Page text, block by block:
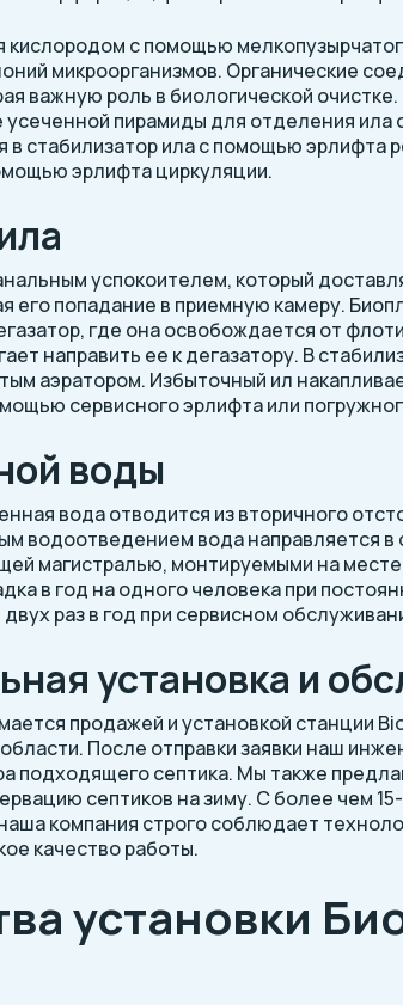
с помощью
микроорганизмов. Органические
важную роль в биологической
усеченной пирамиды для отделения
в стабилизатор ила с помощью эрлифта
эрлифта циркуляции.
успокоителем, который
его попадание в приемную камеру.
где она освобождается от
направить ее к дегазатору. В
аэратором. Избыточный ил
сервисного эрлифта или
воды
вода отводится из вторичного
водоотведением вода направляется
магистралью, монтируемыми на
в год на одного человека при
раз в год при сервисном
установка и
продажей и установкой станции
После отправки заявки наш
подходящего септика. Мы также
септиков на зиму. С более чем
компания строго соблюдает
качество работы.
установки